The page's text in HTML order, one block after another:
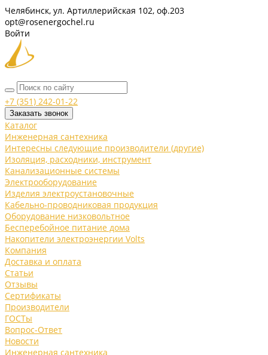
Челябинск, ул. Артиллерийская 102, оф.203
opt@rosenergochel.ru
Войти
+7 (351) 242-01-22
Заказать звонок
Каталог
Инженерная сантехника
Интересны следующие производители (другие)
Изоляция, расходники, инструмент
Канализационные системы
Электрооборудование
Изделия электроустановочные
Кабельно-проводниковая продукция
Оборудование низковольтное
Бесперебойное питание дома
Накопители электроэнергии Volts
Компания
Доставка и оплата
Статьи
Отзывы
Сертификаты
Производители
ГОСТы
Вопрос-Ответ
Новости
Инженерная сантехника